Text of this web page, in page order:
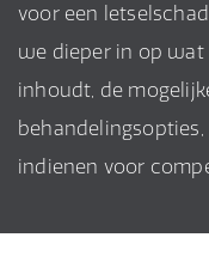
voor een
we dieper in op wat
inhoudt, de
indienen voor